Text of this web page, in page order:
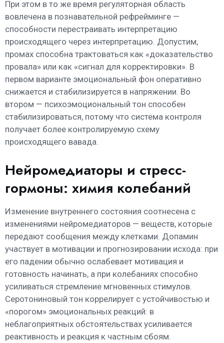
При этом в то же время регуляторная область
вовлечена в познавательной рефрейминге —
способности перестраивать интерпретацию
происходящего через интерпретацию. Допустим,
промах способна трактоваться как «доказательство
провала» или как «сигнал для корректировки». В
первом варианте эмоциональный фон оперативно
снижается и стабилизируется в напряжении. Во
втором — психоэмоциональный тон способен
стабилизироваться, потому что система контроля
получает более контролируемую схему
происходящего вавада.
Нейромедиаторы и стресс-
гормоны: химия колебаний
Изменение внутреннего состояния соотнесена с
изменениями нейромедиаторов — веществ, которые
передают сообщения между клетками. Допамин
участвует в мотивации и прогнозировании исхода: при
его падении обычно ослабевает мотивация и
готовность начинать, а при колебаниях способно
усиливаться стремление мгновенных стимулов.
Серотониновый тон коррелирует с устойчивостью и
«порогом» эмоциональных реакций: в
неблагоприятных обстоятельствах усиливается
реактивность и реакция к частным сбоям.